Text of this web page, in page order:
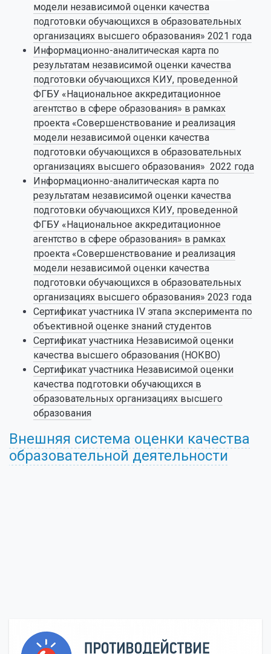
модели независимой оценки качества
подготовки обучающихся в образовательных
организациях высшего образования» 2021 года
Информационно-аналитическая карта по
результатам независимой оценки качества
подготовки обучающихся КИУ, проведенной
ФГБУ «Национальное аккредитационное
агентство в сфере образования» в рамках
проекта «Совершенствование и реализация
модели независимой оценки качества
подготовки обучающихся в образовательных
организациях высшего образования» 2022 года
Информационно-аналитическая карта по
результатам независимой оценки качества
подготовки обучающихся КИУ, проведенной
ФГБУ «Национальное аккредитационное
агентство в сфере образования» в рамках
проекта «Совершенствование и реализация
модели независимой оценки качества
подготовки обучающихся в образовательных
организациях высшего образования» 2023 года
Сертификат участника IV этапа эксперимента по
объективной оценке знаний студентов
Сертификат участника Независимой оценки
качества высшего образования (НОКВО)
Сертификат участника Независимой оценки
качества подготовки обучающихся в
образовательных организациях высшего
образования
Внешняя система оценки качества
образовательной деятельности